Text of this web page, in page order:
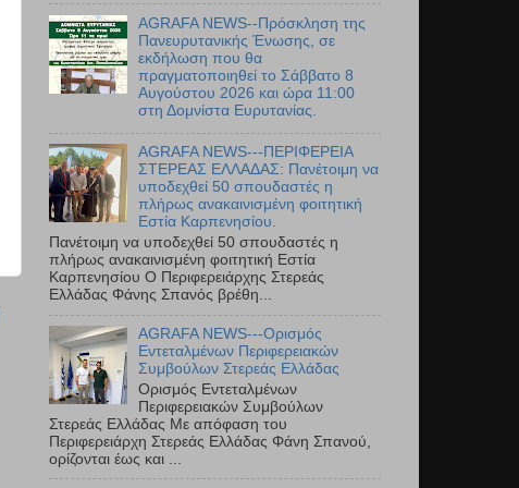
AGRAFA NEWS--Πρόσκληση της
Πανευρυτανικής Ένωσης, σε
εκδήλωση που θα
πραγματοποιηθεί το Σάββατο 8
Αυγούστου 2026 και ώρα 11:00
στη Δομνίστα Ευρυτανίας.
AGRAFA NEWS---ΠΕΡΙΦΕΡΕΙΑ
ΣΤΕΡΕΑΣ ΕΛΛΑΔΑΣ: Πανέτοιμη να
υποδεχθεί 50 σπουδαστές η
πλήρως ανακαινισμένη φοιτητική
Εστία Καρπενησίου.
Πανέτοιμη να υποδεχθεί 50 σπουδαστές η
πλήρως ανακαινισμένη φοιτητική Εστία
Καρπενησίου Ο Περιφερειάρχης Στερεάς
Ελλάδας Φάνης Σπανός βρέθη...
AGRAFA NEWS---Ορισμός
Εντεταλμένων Περιφερειακών
Συμβούλων Στερεάς Ελλάδας
Ορισμός Εντεταλμένων
Περιφερειακών Συμβούλων
Στερεάς Ελλάδας Με απόφαση του
Περιφερειάρχη Στερεάς Ελλάδας Φάνη Σπανού,
ορίζονται έως και ...